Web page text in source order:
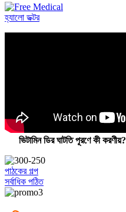
হ্যালো ডক্টর
ভিটামিন ডির ঘাটতি পূরণে কী করণীয়?
পাঠকের গল্প
সর্বাধিক পঠিত